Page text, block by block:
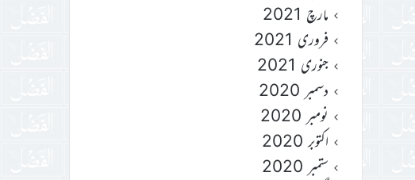
مارچ 2021
فروری 2021
جنوری 2021
دسمبر 2020
نومبر 2020
اکتوبر 2020
ستمبر 2020